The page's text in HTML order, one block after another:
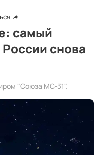
самый
снова
"Союза МС-31".